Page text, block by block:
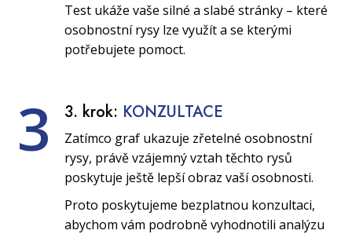
Test ukáže vaše silné a slabé stránky – které
osobnostní rysy lze využít a se kterými
potřebujete pomoct.
3 3. krok: KONZULTACE
Zatímco graf ukazuje zřetelné osobnostní
rysy, právě vzájemný vztah těchto rysů
poskytuje ještě lepší obraz vaší osobnosti.
Proto poskytujeme bezplatnou konzultaci,
abychom vám podrobně vyhodnotili analýzu